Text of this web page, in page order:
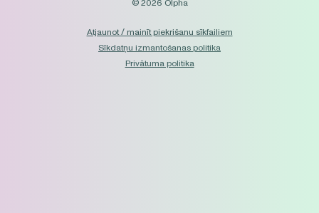
© 2026 Olpha
Atjaunot / mainīt piekrišanu sīkfailiem
Sīkdatņu izmantošanas politika
Privātuma politika